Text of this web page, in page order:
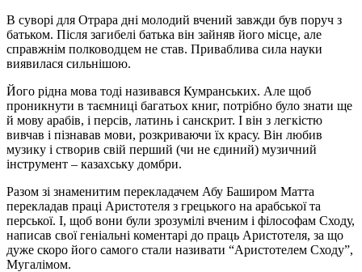
В суворі для Отрара дні молодий вчений завжди був поруч з
батьком. Після загибелі батька він зайняв його місце, але
справжнім полководцем не став. Приваблива сила науки
виявилася сильнішою. ​​
Його рідна мова тоді називався Кумранських. Але щоб
проникнути в таємниці багатьох книг, потрібно було знати ще
й мову арабів, і персів, латинь і санскрит. І він з легкістю
вивчав і пізнавав мови, розкриваючи їх красу. Він любив
музику і створив свій перший (чи не єдиний) музичний
інструмент – казахську домбри.
Разом зі знаменитим перекладачем Абу Баширом Матта
перекладав праці Аристотеля з грецького на арабської та
перської. І, щоб вони були зрозумілі вченим і філософам Сходу,
написав свої геніальні коментарі до праць Аристотеля, за що
дуже скоро його самого стали називати “Аристотелем Сходу”,
Мугалімом.